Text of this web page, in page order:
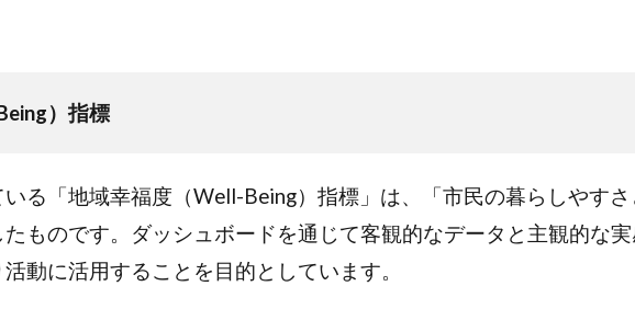
）指標
る「地域幸福度（Well-Being）指標」は、「市民の暮らしやす
ものです。ダッシュボードを通じて客観的なデータと主観的な
動に活用することを目的としています。